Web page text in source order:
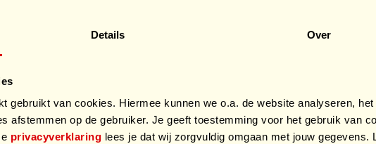
Details Over
gebruikt van cookies. Hiermee kunnen we o.a. de website analyseren, het
afstemmen op de gebruiker. Je geeft toestemming voor het gebruik van
privacyverklaring lees je dat wij zorgvuldig omgaan met jouw gegevens.